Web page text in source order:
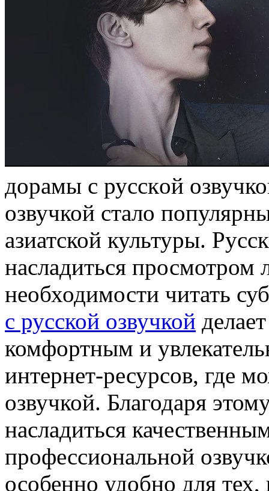
дoрaмы с русскoй
озвучкой стало
азиатской культуры.
насладиться просмотром
необходимости читать
с русской озвучкой
комфортным и
интернет-ресурсов, где
озвучкой. Благодаря
насладиться
профессиональной
особенно удобно для тех,